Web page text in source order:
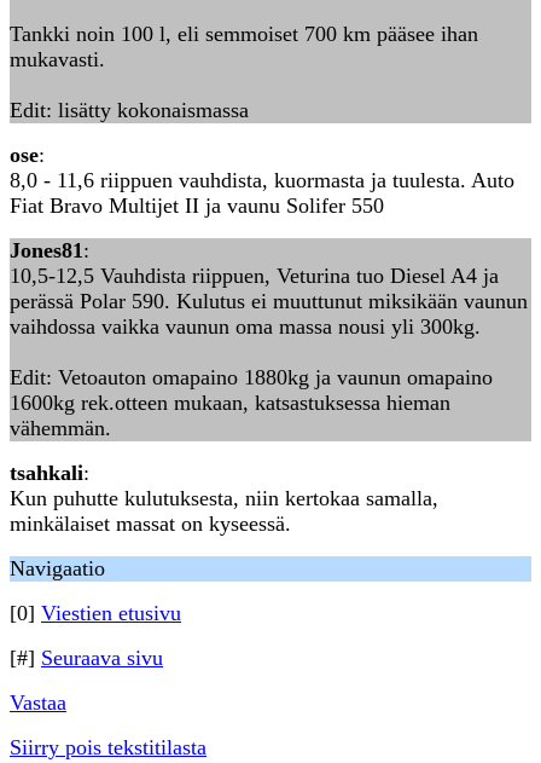
Tankki noin 100 l, eli semmoiset 700 km pääsee ihan
mukavasti.
Edit: lisätty kokonaismassa
ose:
8,0 - 11,6 riippuen vauhdista, kuormasta ja tuulesta. Auto
Fiat Bravo Multijet II ja vaunu Solifer 550
Jones81:
10,5-12,5 Vauhdista riippuen, Veturina tuo Diesel A4 ja
perässä Polar 590. Kulutus ei muuttunut miksikään vaunun
vaihdossa vaikka vaunun oma massa nousi yli 300kg.
Edit: Vetoauton omapaino 1880kg ja vaunun omapaino
1600kg rek.otteen mukaan, katsastuksessa hieman
vähemmän.
tsahkali:
Kun puhutte kulutuksesta, niin kertokaa samalla,
minkälaiset massat on kyseessä.
Navigaatio
[0] Viestien etusivu
[#] Seuraava sivu
Vastaa
Siirry pois tekstitilasta